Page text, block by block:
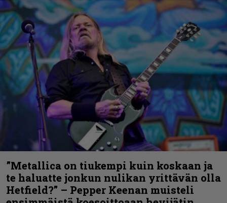
”Metallica on tiukempi kuin koskaan ja
te haluatte jonkun nulikan yrittävän olla
Hetfield?” – Pepper Keenan muisteli